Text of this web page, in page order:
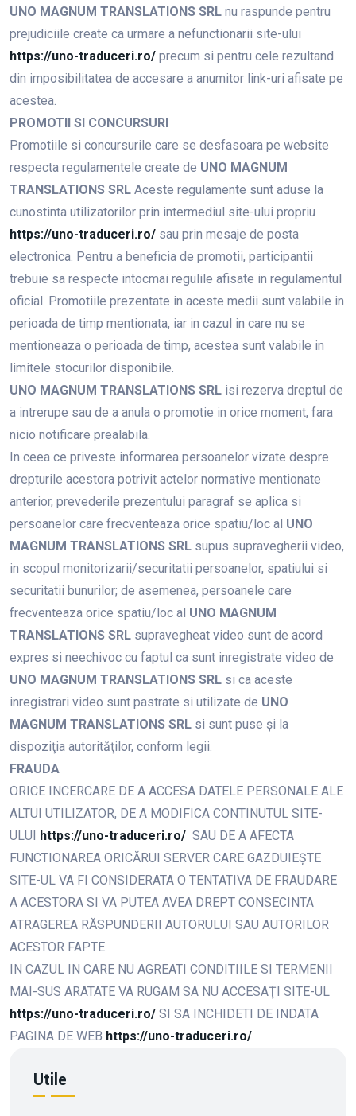
UNO MAGNUM TRANSLATIONS SRL nu raspunde pentru
prejudiciile create ca urmare a nefunctionarii site-ului
https://uno-traduceri.ro/ precum si pentru cele rezultand
din imposibilitatea de accesare a anumitor link-uri afisate pe
acestea.
PROMOTII SI CONCURSURI
Promotiile si concursurile care se desfasoara pe website
respecta regulamentele create de UNO MAGNUM
TRANSLATIONS SRL Aceste regulamente sunt aduse la
cunostinta utilizatorilor prin intermediul site-ului propriu
https://uno-traduceri.ro/ sau prin mesaje de posta
electronica. Pentru a beneficia de promotii, participantii
trebuie sa respecte intocmai regulile afisate in regulamentul
oficial. Promotiile prezentate in aceste medii sunt valabile in
perioada de timp mentionata, iar in cazul in care nu se
mentioneaza o perioada de timp, acestea sunt valabile in
limitele stocurilor disponibile.
UNO MAGNUM TRANSLATIONS SRL isi rezerva dreptul de
a intrerupe sau de a anula o promotie in orice moment, fara
nicio notificare prealabila.
In ceea ce priveste informarea persoanelor vizate despre
drepturile acestora potrivit actelor normative mentionate
anterior, prevederile prezentului paragraf se aplica si
persoanelor care frecventeaza orice spatiu/loc al UNO
MAGNUM TRANSLATIONS SRL supus supravegherii video,
in scopul monitorizarii/securitatii persoanelor, spatiului si
securitatii bunurilor; de asemenea, persoanele care
frecventeaza orice spatiu/loc al UNO MAGNUM
TRANSLATIONS SRL supravegheat video sunt de acord
expres si neechivoc cu faptul ca sunt inregistrate video de
UNO MAGNUM TRANSLATIONS SRL si ca aceste
inregistrari video sunt pastrate si utilizate de UNO
MAGNUM TRANSLATIONS SRL si sunt puse şi la
dispoziţia autorităţilor, conform legii.
FRAUDA
ORICE INCERCARE DE A ACCESA DATELE PERSONALE ALE
ALTUI UTILIZATOR, DE A MODIFICA CONTINUTUL SITE-
ULUI https://uno-traduceri.ro/ SAU DE A AFECTA
FUNCTIONAREA ORICĂRUI SERVER CARE GAZDUIEŞTE
SITE-UL VA FI CONSIDERATA O TENTATIVA DE FRAUDARE
A ACESTORA SI VA PUTEA AVEA DREPT CONSECINTA
ATRAGEREA RĂSPUNDERII AUTORULUI SAU AUTORILOR
ACESTOR FAPTE.
IN CAZUL IN CARE NU AGREATI CONDITIILE SI TERMENII
MAI-SUS ARATATE VA RUGAM SA NU ACCESAŢI SITE-UL
https://uno-traduceri.ro/ SI SA INCHIDETI DE INDATA
PAGINA DE WEB https://uno-traduceri.ro/.
Utile